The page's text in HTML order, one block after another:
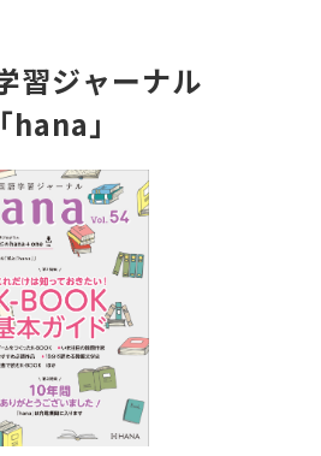
習ジャーナル
「hana」